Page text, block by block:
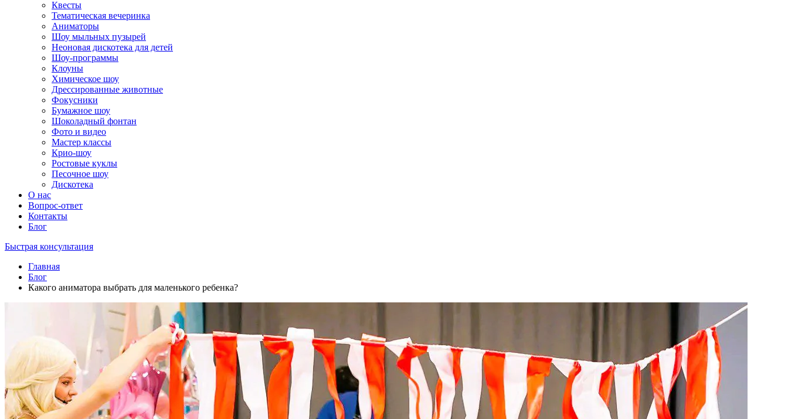
Квесты
Тематическая вечеринка
Аниматоры
Шоу мыльных пузырей
Неоновая дискотека для детей
Шоу-программы
Клоуны
Химическое шоу
Дрессированные животные
Фокусники
Бумажное шоу
Шоколадный фонтан
Фото и видео
Мастер классы
Крио-шоу
Ростовые куклы
Песочное шоу
Дискотека
О нас
Вопрос-ответ
Контакты
Блог
Быстрая консультация
Главная
Блог
Какого аниматора выбрать для маленького ребенка?